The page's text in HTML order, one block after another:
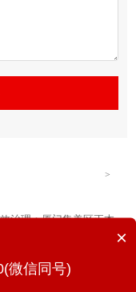
>
治理：厦门集美区正本
展示城市生命线监
×
微信同号)